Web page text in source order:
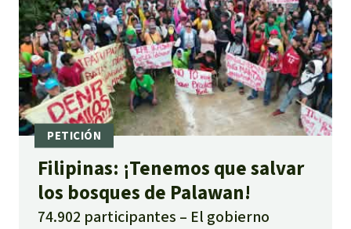
Filipinas: ¡Tenemos que salvar
los bosques de Palawan!
74.902 participantes
El gobierno